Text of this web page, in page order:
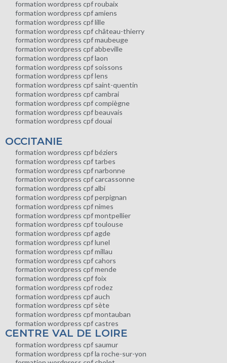
formation wordpress cpf roubaix
formation wordpress cpf amiens
formation wordpress cpf lille
formation wordpress cpf château-thierry
formation wordpress cpf maubeuge
formation wordpress cpf abbeville
formation wordpress cpf laon
formation wordpress cpf soissons
formation wordpress cpf lens
formation wordpress cpf saint-quentin
formation wordpress cpf cambrai
formation wordpress cpf compiègne
formation wordpress cpf beauvais
formation wordpress cpf douai
OCCITANIE
formation wordpress cpf béziers
formation wordpress cpf tarbes
formation wordpress cpf narbonne
formation wordpress cpf carcassonne
formation wordpress cpf albi
formation wordpress cpf perpignan
formation wordpress cpf nimes
formation wordpress cpf montpellier
formation wordpress cpf toulouse
formation wordpress cpf agde
formation wordpress cpf lunel
formation wordpress cpf millau
formation wordpress cpf cahors
formation wordpress cpf mende
formation wordpress cpf foix
formation wordpress cpf rodez
formation wordpress cpf auch
formation wordpress cpf sète
formation wordpress cpf montauban
formation wordpress cpf castres
CENTRE VAL DE LOIRE
formation wordpress cpf saumur
formation wordpress cpf la roche-sur-yon